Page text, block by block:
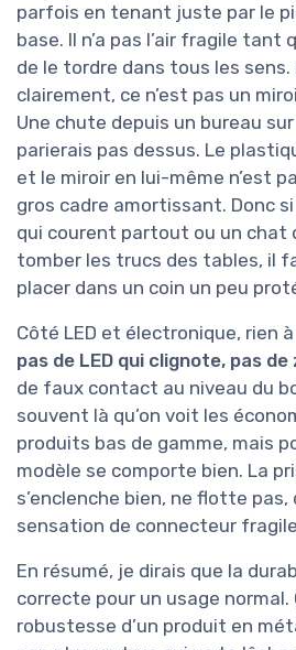
parfois en tenant juste par le
base. Il n’a pas l’air fragile tant
de le tordre dans tous les sens.
clairement, ce n’est pas un
Une chute depuis un bureau
parierais pas dessus. Le
et le miroir en lui-même n’est
gros cadre amortissant. Donc
qui courent partout ou un chat
tomber les trucs des tables, il
placer dans un coin un peu
Côté LED et électronique, rien
pas de LED qui clignote, pas
de faux contact au niveau du
souvent là qu’on voit les
produits bas de gamme, mais
modèle se comporte bien. La
s’enclenche bien, ne flotte pas,
sensation de connecteur
En résumé, je dirais que la
correcte pour un usage normal.
robustesse d’un produit en